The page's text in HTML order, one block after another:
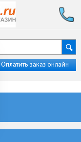
Оплатить заказ онлайн